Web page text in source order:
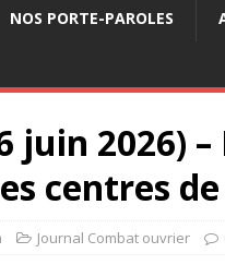
NOS PORTE-PAROLES
juin 2026)
centres
Journal Combat ouvrier